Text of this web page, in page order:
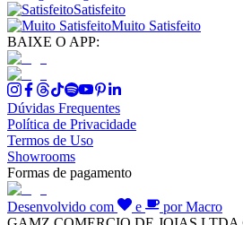
Satisfeito
Muito Satisfeito
BAIXE O APP:
Dúvidas Frequentes
Política de Privacidade
Termos de Uso
Showrooms
Formas de pagamento
Desenvolvido com e
por Macro